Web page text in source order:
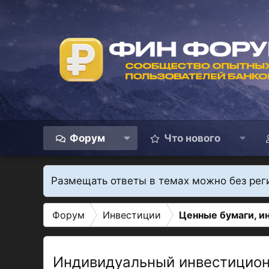
Форум Что нового
Размещать ответы в темах можно без
Форум Инвестиции Ценные бумаги,
Индивидуальный